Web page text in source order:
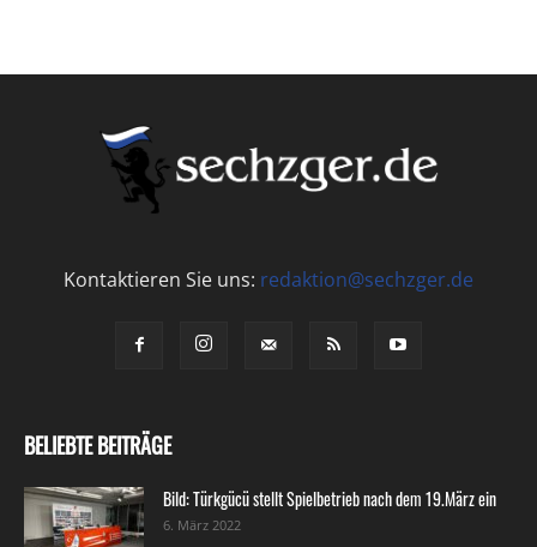
Kontaktieren Sie uns: redaktion@sechzger.de
BELIEBTE BEITRÄGE
Bild: Türkgücü stellt Spielbetrieb nach dem 19.März ein
6. März 2022